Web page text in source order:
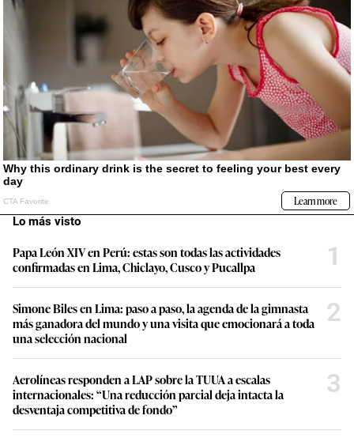
Lo más visto
Papa León XIV en Perú: estas son todas las actividades
confirmadas en Lima, Chiclayo, Cusco y Pucallpa
1
Simone Biles en Lima: paso a paso, la agenda de la gimnasta
más ganadora del mundo y una visita que emocionará a toda
una selección nacional
2
Aerolíneas responden a LAP sobre la TUUA a escalas
internacionales: “Una reducción parcial deja intacta la
desventaja competitiva de fondo”
3